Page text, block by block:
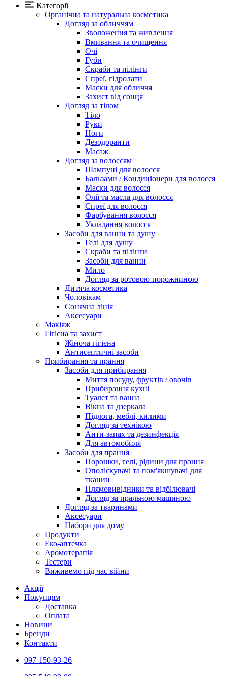
Категорії
Органічна та натуральна косметика
Догляд за обличчям
Зволоження та живлення
Вмивання та очищення
Очі
Губи
Скраби та пілінги
Спреї, гідролати
Маски для обличчя
Захист від сонця
Догляд за тілом
Тіло
Руки
Ноги
Дезодоранти
Масаж
Догляд за волоссям
Шампуні для волосся
Бальзами / Кондиціонери для волосся
Маски для волосся
Олії та масла для волосся
Спреї для волосся
Фарбування волосся
Укладання волосся
Засоби для ванни та душу
Гелі для душу
Скраби та пілінги
Засоби для ванни
Мило
Догляд за ротовою порожниною
Дитяча косметика
Чоловікам
Сонячна лінія
Аксесуари
Макіяж
Гігієна та захист
Жіноча гігієна
Антисептичні засоби
Прибирання та прання
Засоби для прибирання
Миття посуду, фруктів / овочів
Прибирання кухні
Туалет та ванна
Вікна та дзеркала
Підлога, меблі, килими
Догляд за технікою
Анти-запах та дезинфекція
Для автомобиля
Засоби для прання
Порошки, гелі, рідини для прання
Ополіскувачі та пом'якшувачі для
тканин
Плямовивідники та відбілювачі
Догляд за пральною машиною
Догляд за тваринами
Аксесуари
Набори для дому
Продукти
Еко-аптечка
Аромотерапія
Тестери
Виживемо під час війни
Акції
Покупцям
Доставка
Оплата
Новини
Бренди
Контакти
097 150-93-26